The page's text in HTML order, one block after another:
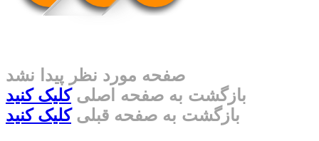
صفحه مورد نظر پیدا نشد
بازگشت به صفحه اصلیکلیک کنید
بازگشت به صفحه قبلیکلیک کنید